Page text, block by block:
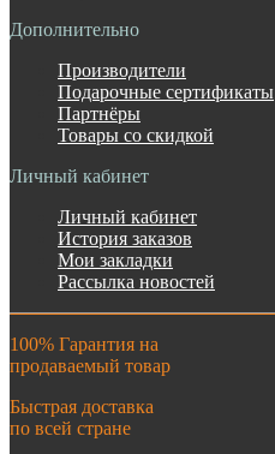
Дополнительно
Производители
Подарочные сертификаты
Партнёры
Товары со скидкой
Личный кабинет
Личный кабинет
История заказов
Мои закладки
Рассылка новостей
100% Гарантия на
продаваемый товар
Быстрая доставка
по всей стране